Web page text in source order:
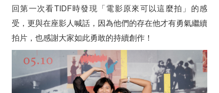
回第一次看TIDF時發現「電影原來可以這麼拍」的感
受，更與在座影人喊話，因為他們的存在他才有勇氣繼續
拍片，也感謝大家如此勇敢的持續創作！